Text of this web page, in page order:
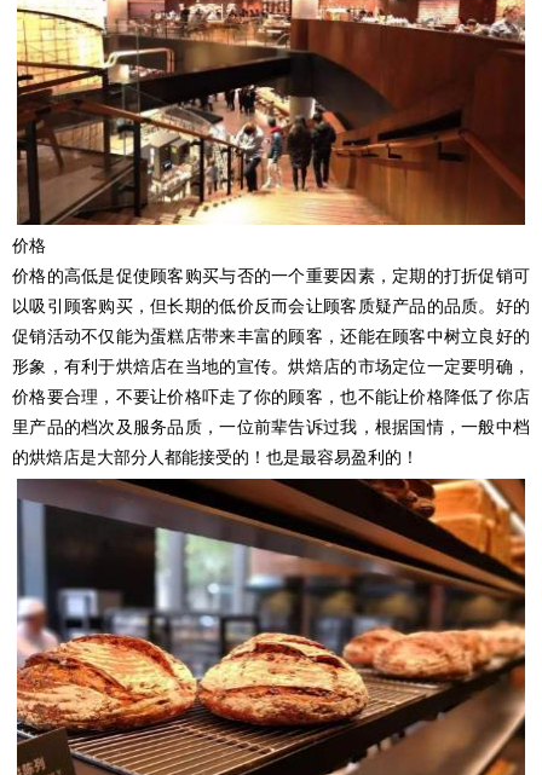
价格
价格的高低是促使顾客购买与否的一个重要因素，定期的打折促销可
以吸引顾客购买，但长期的低价反而会让顾客质疑产品的品质。好的
促销活动不仅能为蛋糕店带来丰富的顾客，还能在顾客中树立良好的
形象，有利于烘焙店在当地的宣传。烘焙店的市场定位一定要明确，
价格要合理，不要让价格吓走了你的顾客，也不能让价格降低了你店
里产品的档次及服务品质，一位前辈告诉过我，根据国情，一般中档
的烘焙店是大部分人都能接受的！也是最容易盈利的！